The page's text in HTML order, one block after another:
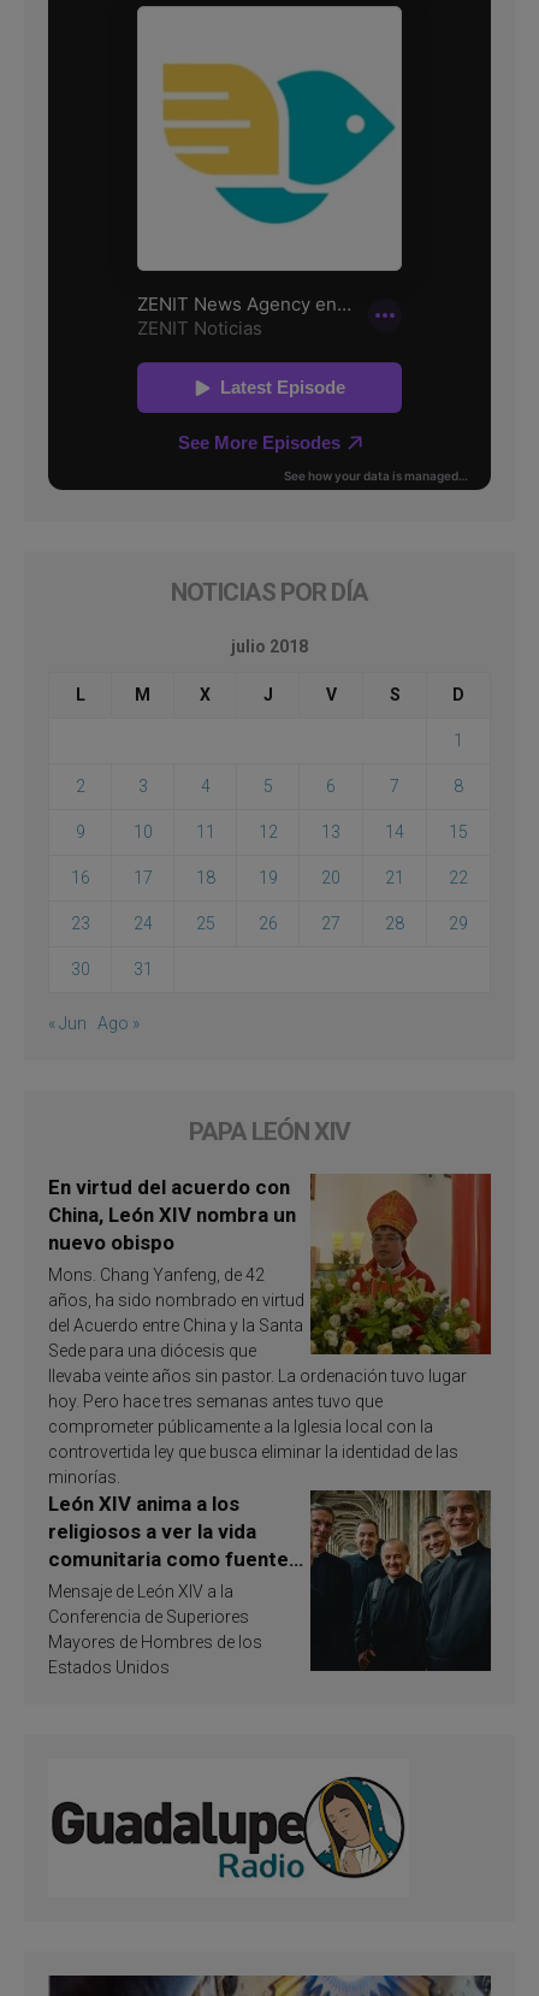
NOTICIAS POR DÍA
julio 2018
L M X J V S D
1
2 3 4 5 6 7 8
9 10 11 12 13 14 15
16 17 18 19 20 21 22
23 24 25 26 27 28 29
30 31
« Jun Ago »
PAPA LEÓN XIV
En virtud del acuerdo con
China, León XIV nombra un
nuevo obispo
Mons. Chang Yanfeng, de 42
años, ha sido nombrado en virtud
del Acuerdo entre China y la Santa
Sede para una diócesis que
llevaba veinte años sin pastor. La ordenación tuvo lugar
hoy. Pero hace tres semanas antes tuvo que
comprometer públicamente a la Iglesia local con la
controvertida ley que busca eliminar la identidad de las
minorías.
León XIV anima a los
religiosos a ver la vida
comunitaria como fuente
de inspiración y
santificación
Mensaje de León XIV a la
Conferencia de Superiores
Mayores de Hombres de los
Estados Unidos